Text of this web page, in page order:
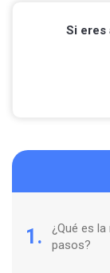
Si eres
1.
¿Qué es
pasos?